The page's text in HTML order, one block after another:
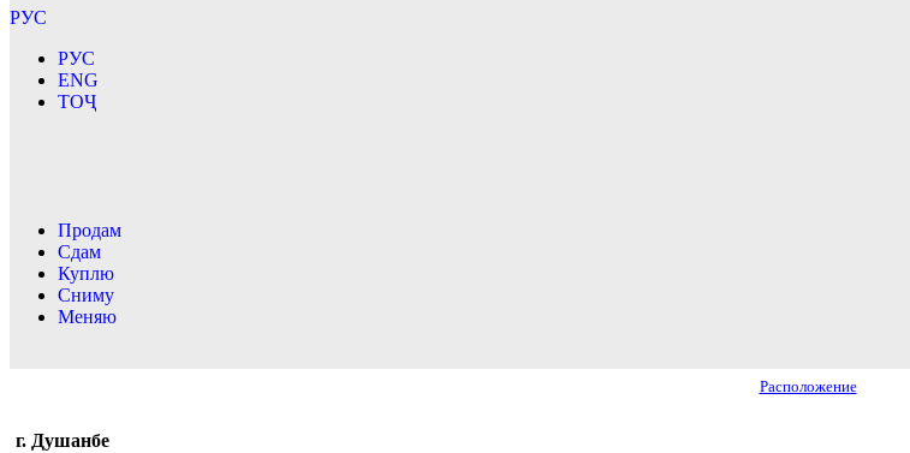
РУС
РУС
ENG
ТОҶ
Продам
Сдам
Куплю
Сниму
Меняю
Расположение
г. Душанбе